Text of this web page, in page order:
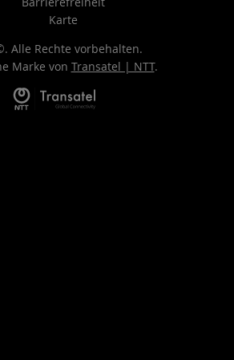
Karte
Alle Rechte vorbehalten.
Marke von Transatel | NTT.